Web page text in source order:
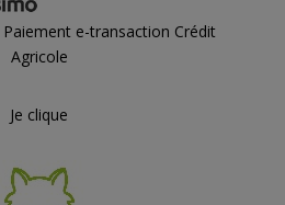
e-transaction Crédit
Agricole
Je clique